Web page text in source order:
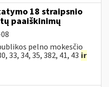
18 straipsnio
paaiškinimų
pelno mokesčio
33, 34, 35, 382, 41, 43 ir